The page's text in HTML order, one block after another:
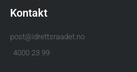
Kontakt
post@idrettsraadet.no
4000 23 99